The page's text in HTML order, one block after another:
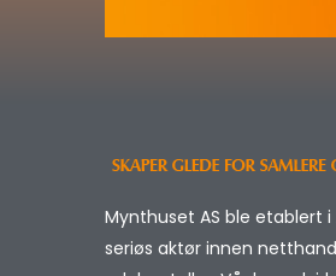
Mynthuset AS ble etablert
seriøs aktør innen